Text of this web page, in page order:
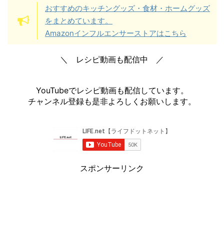
おすすめのキッチングッズ・食材・ホームグッズ
をまとめています。
Amazonインフルエンサーストアはこちら
＼ レシピ動画も配信中 ／
YouTubeでレシピ動画も配信しています。
チャンネル登録も是非よろしくお願いします。
スポンサーリンク